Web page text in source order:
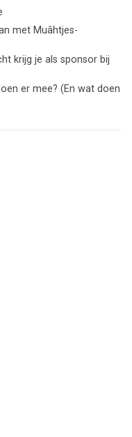
met Muâhtjes-
krijg je als sponsor bij
er mee? (En wat doen